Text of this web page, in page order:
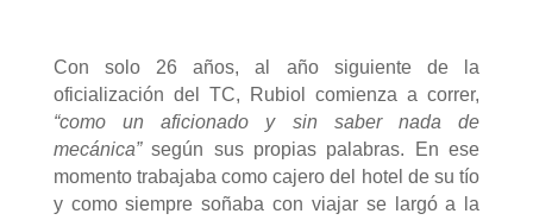
Con solo 26 años, al año siguiente de la
oficialización del TC, Rubiol comienza a correr,
“como un aficionado y sin saber nada de
mecánica”según sus propias palabras. En ese
momento trabajaba como cajero del hotel de su tío
y como siempre soñaba con viajar se largó a la